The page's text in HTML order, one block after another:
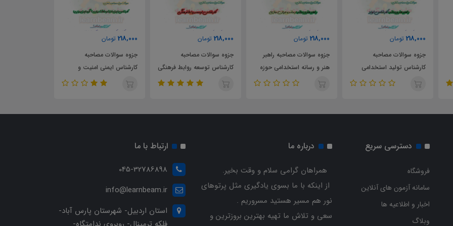
تومان
جزوه سوالات مصاحبه
کارشناس تولید استخدامی
حوزه هنری انقلاب اسلامی
تومان
جزوه سوالات مصاحبه راهبر
هنر و رسانه استخدامی حوزه
هنری انقلاب اسلامی
تومان
جزوه سوالات مصاحبه
کارشناس توسعه روابط فرهنگی
استخدامی سازمان فرهنگ و
تومان
جزوه سوالات مصاحبه
کارشناس ایمنی امنیت و
حفاظت دریایی 2 گروه ایمنی
استخدامی سازمان بنادر و
دسترسی سریع
فروشگاه
سامانه آزمون های آنلاین
اخبار و اطلاعیه ها
وبلاگ
درباره ما
همراهان گرامی سلام و وقت بخیر.
از اینکه با ما بسوی یادگیری مثل پرتوهای
نور هم مسیر هستید مسروریم .
سعی و تلاش ما تهیه بهترین بروزترین و
ارتباط با ما
045-32786898
info@learnbeam.ir
استان اردبیل- شهرستان پارس آباد-